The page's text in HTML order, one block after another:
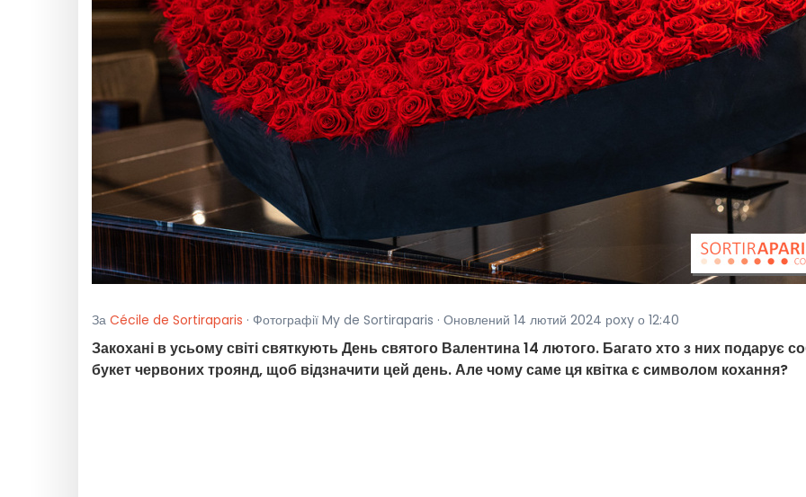
За Cécile de Sortiraparis · Фотографії My de Sortiraparis · Оновлений 14 лютий 2024 рoxy о 12:40
Закохані в усьому світі святкують День святого Валентина 14 лютого. Багато хто з них подарує
букет червоних троянд, щоб відзначити цей день. Але чому саме ця квітка є символом кохання?